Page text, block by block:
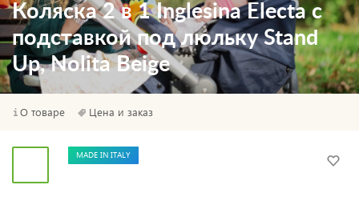
Коляска 2 в 1 Inglesina Electa с
подставкой под люльку Stand
Up, Nolita Beige
О товаре Цена и заказ
MADE IN ITALY